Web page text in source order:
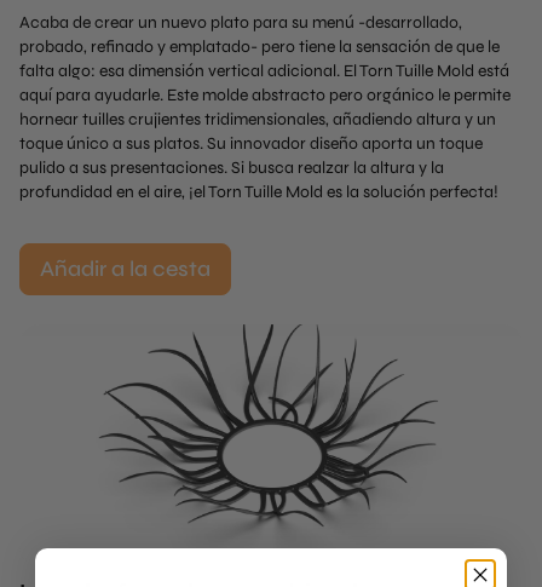
Acaba de crear un nuevo plato para su menú -desarrollado,
probado, refinado y emplatado- pero tiene la sensación de que le
falta algo: esa dimensión vertical adicional. El Torn Tuille Mold está
aquí para ayudarle. Este molde abstracto pero orgánico le permite
hornear tuilles crujientes tridimensionales, añadiendo altura y un
toque único a sus platos. Su innovador diseño aporta un toque
pulido a sus presentaciones. Si busca realzar la altura y la
profundidad en el aire, ¡el Torn Tuille Mold es la solución perfecta!
Añadir a la cesta